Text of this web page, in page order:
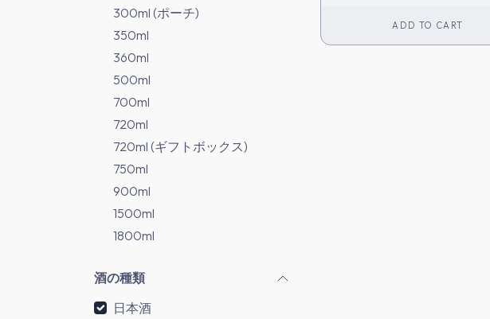
300ml (ポーチ)
350ml
360ml
500ml
700ml
720ml
720ml (ギフトボックス)
750ml
900ml
1500ml
1800ml
酒の種類
日本酒
ADD TO CART